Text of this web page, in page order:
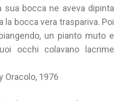
sua bocca ne aveva dipinta
la bocca vera traspariva. Poi
un pianto muto e
occhi colavano lacrime
Oracolo, 1976